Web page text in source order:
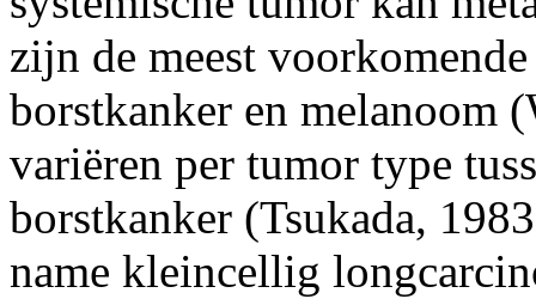
zijn de meest
borstkanker en melanoom
variëren per tumor type
borstkanker (Tsukada,
name kleincellig